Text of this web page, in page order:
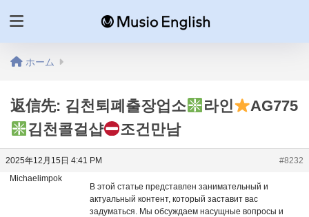
ホーム
返信先: 김천퇴폐출장업소 라인
AG775
김천콜걸샵
조건만남
2025年12月15日 4:41 PM
#8232
Michaelimpok
В этой статье представлен занимательный и
актуальный контент, который заставит вас
задуматься. Мы обсуждаем насущные вопросы и